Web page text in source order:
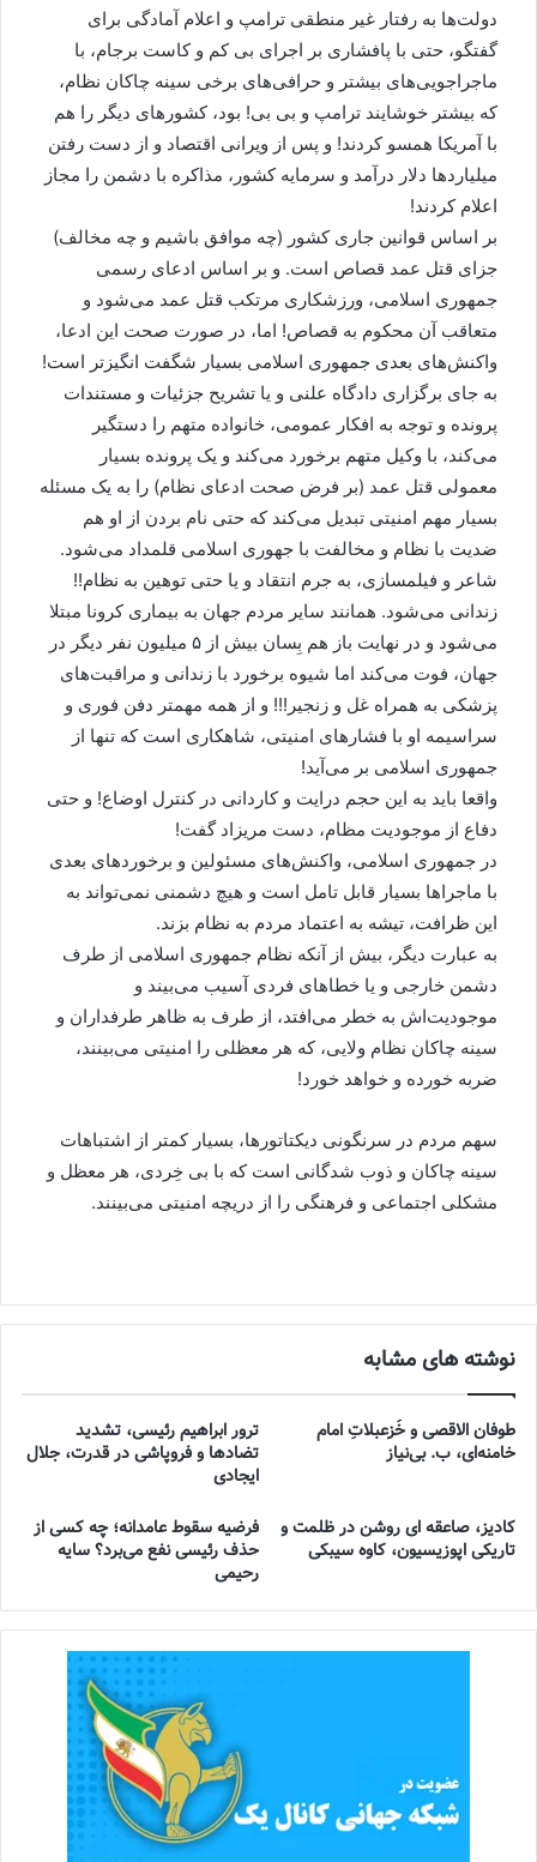
دولت‌ها به رفتار غیر منطقی ترامپ و اعلام آمادگی برای
گفتگو، حتی با پافشاری بر اجرای بی کم و کاست برجام، با
ماجراجویی‌های بیشتر و حرافی‌های برخی سینه چاکان نظام،
که بیشتر خوشایند ترامپ و بی بی! بود، کشورهای دیگر را هم
با آمریکا همسو کردند! و پس از ویرانی اقتصاد و از دست رفتن
میلیاردها دلار درآمد و سرمایه کشور، مذاکره با دشمن را مجاز
اعلام کردند!
بر اساس قوانین جاری کشور (چه موافق باشیم و چه مخالف)
جزای قتل عمد قصاص است. و بر اساس ادعای رسمی
جمهوری اسلامی، ورزشکاری مرتکب قتل عمد می‌شود و
متعاقب آن محکوم به قصاص! اما، در صورت صحت این ادعا،
واکنش‌های بعدی جمهوری اسلامی بسیار شگفت انگیزتر است!
به جای برگزاری دادگاه علنی و یا تشریح جزئیات و مستندات
پرونده و توجه به افکار عمومی، خانواده متهم را دستگیر
می‌کند، با وکیل متهم برخورد می‌کند و یک پرونده بسیار
معمولی قتل عمد (بر فرض صحت ادعای نظام) را به یک مسئله
بسیار مهم امنیتی تبدیل می‌کند که حتی نام بردن از او هم
ضدیت با نظام و مخالفت با جهوری اسلامی قلمداد می‌شود.
شاعر و فیلمسازی، به جرم انتقاد و یا حتی توهین به نظام!!
زندانی می‌شود. همانند سایر مردم جهان به بیماری کرونا مبتلا
می‌شود و در نهایت باز هم بِسان بیش از ۵ میلیون نفر دیگر در
جهان، فوت می‌کند اما شیوه برخورد با زندانی و مراقبت‌های
پزشکی به همراه غل و زنجیر!!! و از همه مهمتر دفن فوری و
سراسیمه او با فشارهای امنیتی، شاهکاری است که تنها از
جمهوری اسلامی بر می‌آید!
واقعا باید به این حجم درایت و کاردانی در کنترل اوضاع! و حتی
دفاع از موجودیت مظام، دست مریزاد گفت!
در جمهوری اسلامی، واکنش‌های مسئولین و برخوردهای بعدی
با ماجراها بسیار قابل تامل است و هیچ دشمنی نمی‌تواند به
این ظرافت، تیشه به اعتماد مردم به نظام بزند.
به عبارت دیگر، بیش از آنکه نظام جمهوری اسلامی از طرف
دشمن خارجی و یا خطاهای فردی آسیب می‌بیند و
موجودیت‌اش به خطر می‌افتد، از طرف به ظاهر طرفداران و
سینه چاکان نظام ولایی، که هر معظلی را امنیتی می‌بینند،
ضربه خورده و خواهد خورد!
سهم مردم در سرنگونی دیکتاتورها، بسیار کمتر از اشتباهات
سینه چاکان و ذوب شدگانی است که با بی خِردی، هر معظل و
مشکلی اجتماعی و فرهنگی را از دریچه امنیتی می‌بینند.
نوشته های مشابه
طوفان الاقصی و خُزعبلاتِ امام
خامنه‌ای، ب. بی‌نیاز
ترور ابراهیم رئیسی، تشدید
تضادها و فروپاشی در قدرت، جلال
ایجادی
کادیز، صاعقه ای روشن در ظلمت و
تاریکی اپوزیسیون، کاوه سیبکی
فرضیه سقوط عامدانه؛ چه کسی از
حذف رئیسی نفع می‌برد؟ سایه
رحیمی